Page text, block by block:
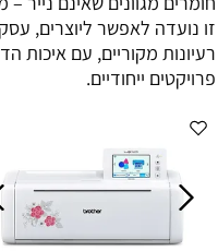
רעיונות מקוריים, עם איכות
פרויקטים ייחודיים.